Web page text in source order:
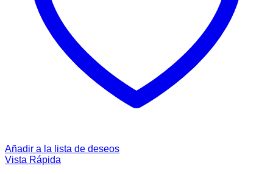
Añadir a la lista de deseos
Vista Rápida